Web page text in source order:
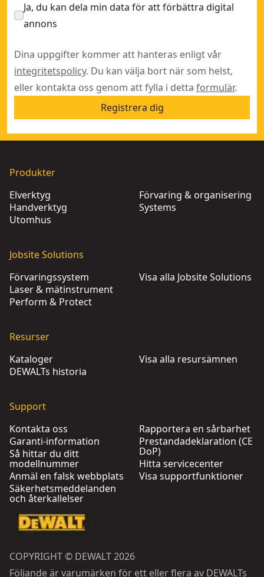
Ja, du kan dela min data för att förbättra digital
annons
Dina uppgifter kommer att hanteras enligt vår
integritetspolicy. Du kan välja bort när som helst,
eller kontakta oss genom att fylla i detta formulär.
Registrera dig
Produkter
Elverktyg
Handverktyg
Utomhus
Förvaring & organisering
Systems
Jobsite Solutions
Förvaringssystem
Laser & mätinstrument
Perform & Protect
Visa alla Jobsite Solutions
Resurser
Kataloger
DEWALTs historia
Visa alla resursämnen
Support
Kontakta oss
Garanti-information
Så hittar du ditt
modellnummer
Anmäl en falsk webbplats
Säkerhetsmeddelanden
och återkallelser
Rapportera en sårbarhet
Prestandadeklaration (CE
DoP)
Hitta servicecenter
Visa supportfunktioner
COPYRIGHT © DEWALT 2026
Följande är varumärken för ett eller flera av DEWALTs